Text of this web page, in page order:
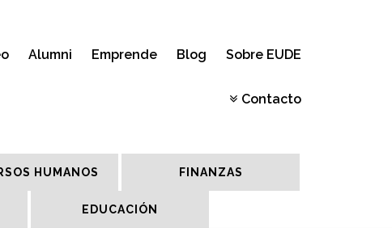
Alumni Emprende Blog Sobre EUDE
Contacto
HUMANOS FINANZAS
EDUCACIÓN